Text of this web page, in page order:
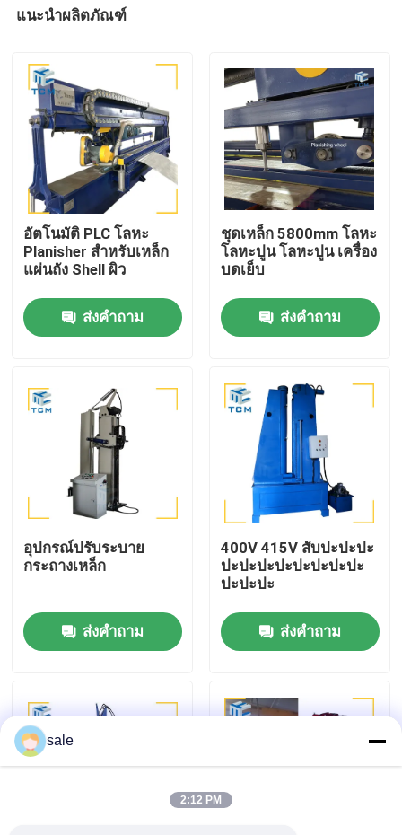
เกี่ยวกับเรา
ทัวร์โรงงาน
การควบคุมคุณภาพ
ข่าว
กรณี
ขอใบเสนอราคา
แนะนำผลิตภัณฑ์
อัตโนมัติ PLC โลหะ
Planisher สําหรับเหล็ก
แผ่นถัง Shell ผิว
ส่งคำถาม
ชุดเหล็ก 5800mm โลหะ
โลหะปูน โลหะปูน เครื่อง
บดเย็บ
ส่งคำถาม
อุปกรณ์ปรับระบาย
กระถางเหล็ก
ส่งคำถาม
400V 415V สับปะปะปะ
ปะปะปะปะปะปะปะปะ
ปะปะปะ
ส่งคำถาม
sale
2:12 PM